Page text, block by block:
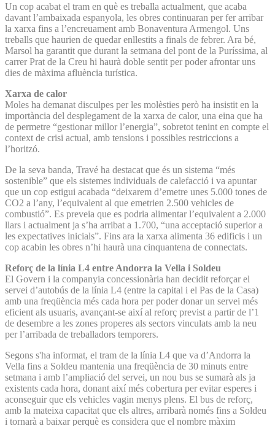
Un cop acabat el tram en què es treballa actualment, que acaba
davant l’ambaixada espanyola, les obres continuaran per fer arribar
la xarxa fins a l’encreuament amb Bonaventura Armengol. Uns
treballs que haurien de quedar enllestits a finals de febrer. Ara bé,
Marsol ha garantit que durant la setmana del pont de la Puríssima, al
carrer Prat de la Creu hi haurà doble sentit per poder afrontar uns
dies de màxima afluència turística.
Xarxa de calor
Moles ha demanat disculpes per les molèsties però ha insistit en la
importància del desplegament de la xarxa de calor, una eina que ha
de permetre “gestionar millor l’energia”, sobretot tenint en compte el
context de crisi actual, amb tensions i possibles restriccions a
l’horitzó.
De la seva banda, Travé ha destacat que és un sistema “més
sostenible” que els sistemes individuals de calefacció i va apuntar
que un cop estigui acabada “deixarem d’emetre unes 5.000 tones de
CO2 a l’any, l’equivalent al que emetrien 2.500 vehicles de
combustió”. Es preveia que es podria alimentar l’equivalent a 2.000
llars i actualment ja s’ha arribat a 1.700, “una acceptació superior a
les expectatives inicials”. Fins ara la xarxa alimenta 36 edificis i un
cop acabin les obres n’hi haurà una cinquantena de connectats.
Reforç de la línia L4 entre Andorra la Vella i Soldeu
El Govern i la companyia concessionària han decidit reforçar el
servei d’autobús de la línia L4 (entre la capital i el Pas de la Casa)
amb una freqüència més cada hora per poder donar un servei més
eficient als usuaris, avançant-se així al reforç previst a partir de l’1
de desembre a les zones properes als sectors vinculats amb la neu
per l’arribada de treballadors temporers.
Segons s'ha informat, el tram de la línia L4 que va d’Andorra la
Vella fins a Soldeu mantenia una freqüència de 30 minuts entre
setmana i amb l’ampliació del servei, un nou bus se sumarà als ja
existents cada hora, donant així més cobertura per evitar esperes i
aconseguir que els vehicles vagin menys plens. El bus de reforç,
amb la mateixa capacitat que els altres, arribarà només fins a Soldeu
i tornarà a baixar perquè es considera que el nombre màxim